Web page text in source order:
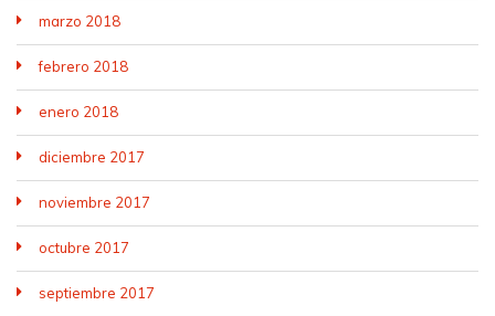
marzo 2018
febrero 2018
enero 2018
diciembre 2017
noviembre 2017
octubre 2017
septiembre 2017